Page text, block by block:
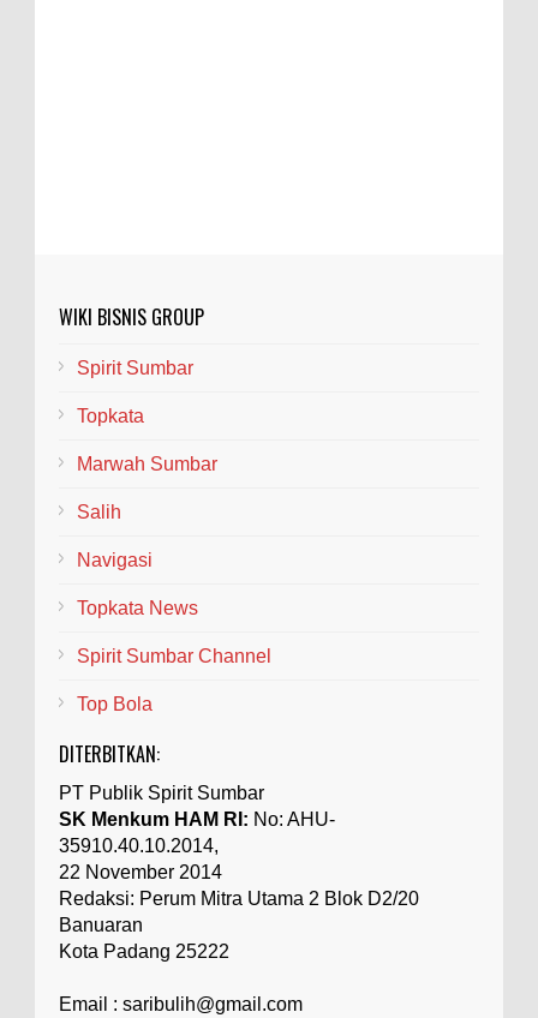
WIKI BISNIS GROUP
Spirit Sumbar
Topkata
Marwah Sumbar
Salih
Navigasi
Topkata News
Spirit Sumbar Channel
Top Bola
DITERBITKAN:
PT Publik Spirit Sumbar
SK Menkum HAM RI: No: AHU-
35910.40.10.2014,
22 November 2014
Redaksi: Perum Mitra Utama 2 Blok D2/20
Banuaran
Kota Padang 25222
Email : saribulih@gmail.com